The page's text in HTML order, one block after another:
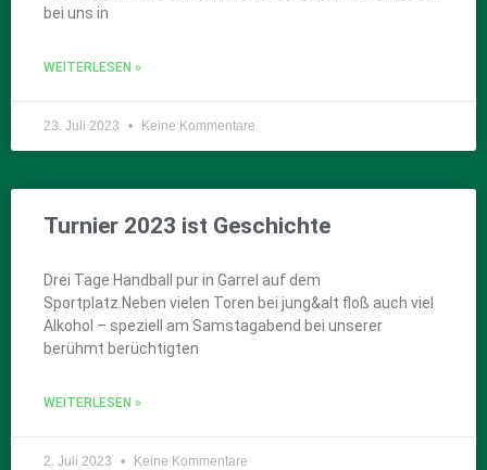
bei uns in
WEITERLESEN »
23. Juli 2023 Keine Kommentare
Turnier 2023 ist Geschichte
Drei Tage Handball pur in Garrel auf dem
Sportplatz.Neben vielen Toren bei jung&alt floß auch viel
Alkohol – speziell am Samstagabend bei unserer
berühmt berüchtigten
WEITERLESEN »
2. Juli 2023 Keine Kommentare